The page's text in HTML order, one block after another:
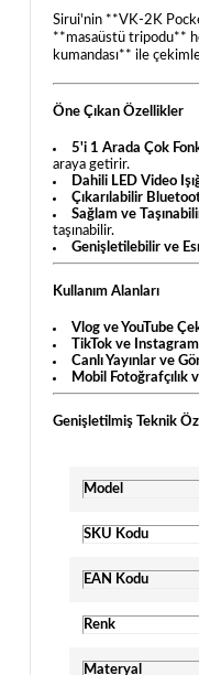
Sirui'nin **VK-2K
**masaüstü tripodu**
kumandası** ile
Öne Çıkan Özellikler
5'i 1 Arada Çok
araya getirir.
Dahili LED Video
Çıkarılabilir
Sağlam ve
taşınabilir.
Genişletilebilir ve
Kullanım Alanları
Vlog ve YouTube
TikTok ve
Canlı Yayınlar ve
Mobil Fotoğrafçılık
Genişletilmiş Teknik
Model
SKU Kodu
EAN Kodu
Renk
Materyal